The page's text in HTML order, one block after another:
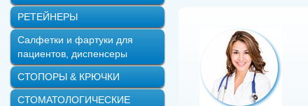
РЕТЕЙНЕРЫ
Салфетки и фартуки для
пациентов, диспенсеры
СТОПОРЫ & КРЮЧКИ
СТОМАТОЛОГИЧЕСКИЕ